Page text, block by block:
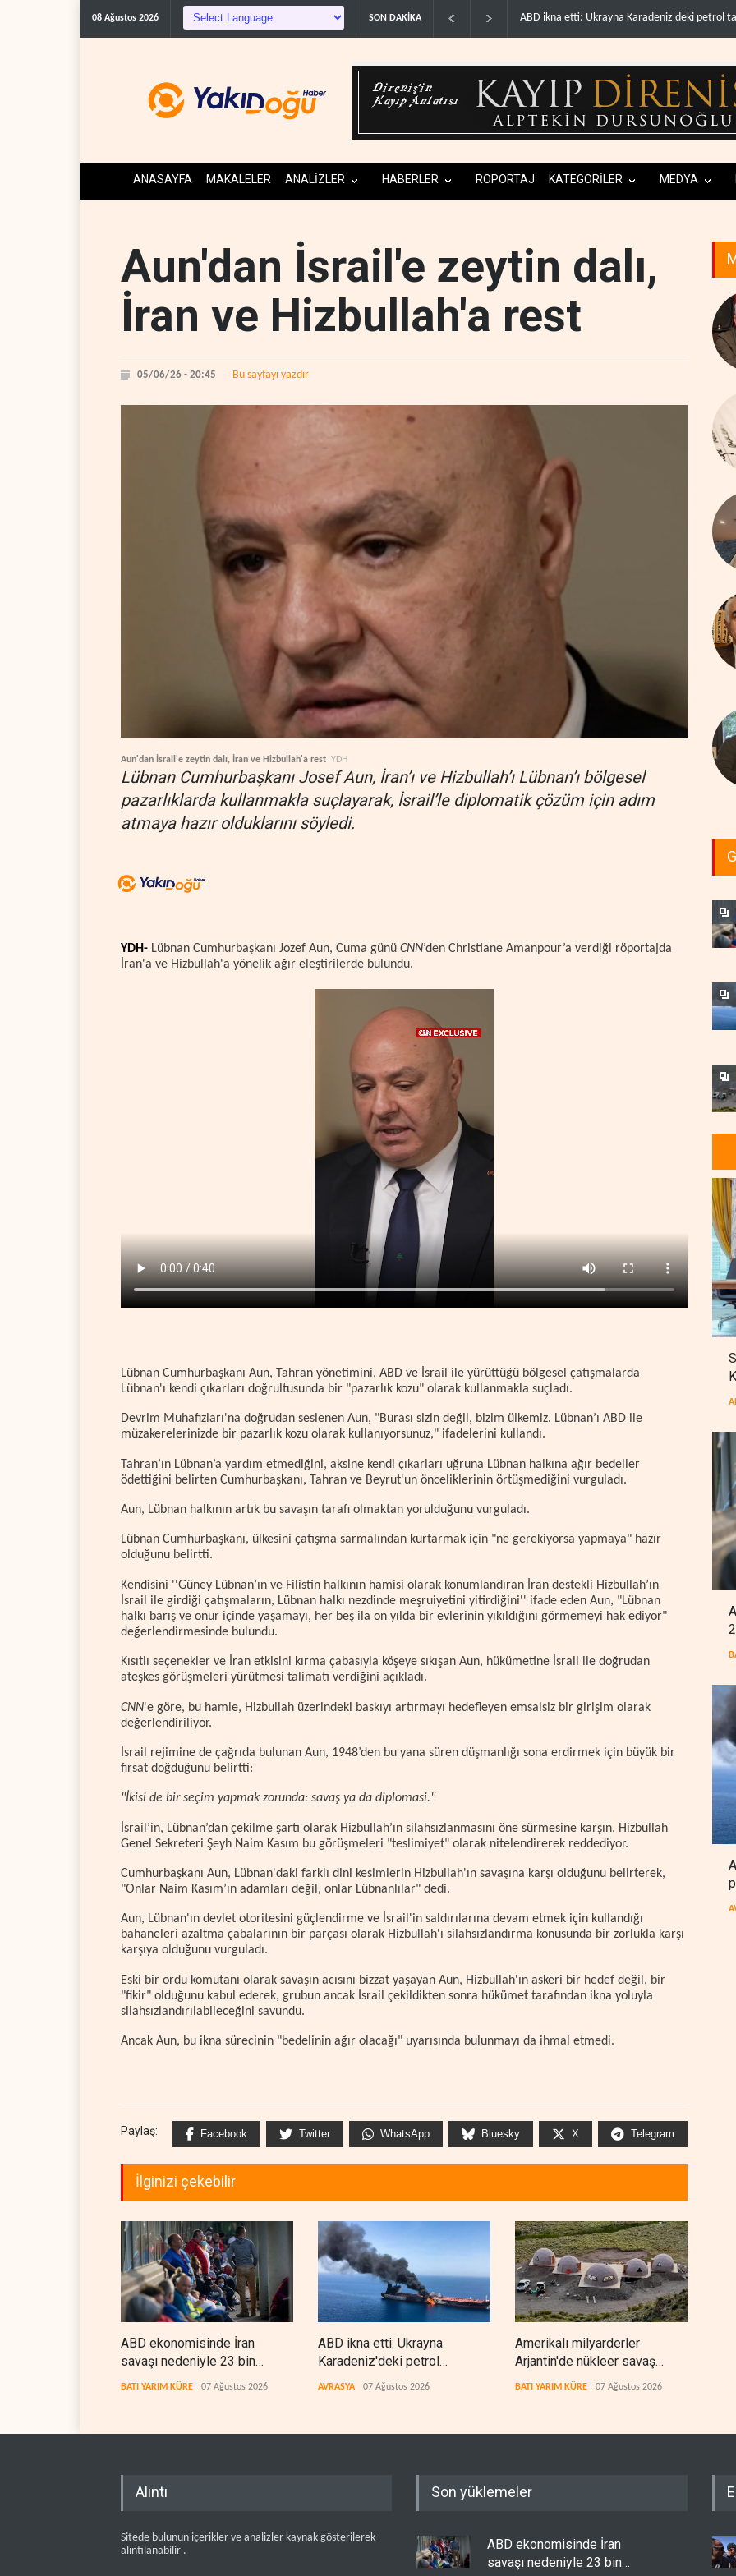
08 Ağustos 2026 SON DAKİKA Amerikalı milyarderler Arjantin'de nükleer
ANASAYFA MAKALELER ANALİZLER HABERLER RÖPORTAJ KATEGORİLER MEDYA
Aun'dan İsrail'e zeytin dalı,
İran ve Hizbullah'a rest
05/06/26 - 20:45 Bu sayfayı yazdır
Aun'dan İsrail'e zeytin dalı, İran ve Hizbullah'a rest YDH
Lübnan Cumhurbaşkanı Josef Aun, İran’ı ve Hizbullah’ı Lübnan’ı bölgesel
pazarlıklarda kullanmakla suçlayarak, İsrail’le diplomatik çözüm için adım
atmaya hazır olduklarını söyledi.
YDH- Lübnan Cumhurbaşkanı Jozef Aun, Cuma günü CNN’den Christiane Amanpour’a verdiği röportajda
İran'a ve Hizbullah'a yönelik ağır eleştirilerde bulundu.
Lübnan Cumhurbaşkanı Aun, Tahran yönetimini, ABD ve İsrail ile yürüttüğü bölgesel çatışmalarda
Lübnan'ı kendi çıkarları doğrultusunda bir "pazarlık kozu" olarak kullanmakla suçladı.
Devrim Muhafızları'na doğrudan seslenen Aun, "Burası sizin değil, bizim ülkemiz. Lübnan’ı ABD ile
müzakerelerinizde bir pazarlık kozu olarak kullanıyorsunuz," ifadelerini kullandı.
Tahran’ın Lübnan’a yardım etmediğini, aksine kendi çıkarları uğruna Lübnan halkına ağır bedeller
ödettiğini belirten Cumhurbaşkanı, Tahran ve Beyrut'un önceliklerinin örtüşmediğini vurguladı.
Aun, Lübnan halkının artık bu savaşın tarafı olmaktan yorulduğunu vurguladı.
Lübnan Cumhurbaşkanı, ülkesini çatışma sarmalından kurtarmak için "ne gerekiyorsa yapmaya" hazır
olduğunu belirtti.
Kendisini ''Güney Lübnan’ın ve Filistin halkının hamisi olarak konumlandıran İran destekli Hizbullah’ın
İsrail ile girdiği çatışmaların, Lübnan halkı nezdinde meşruiyetini yitirdiğini'' ifade eden Aun, "Lübnan
halkı barış ve onur içinde yaşamayı, her beş ila on yılda bir evlerinin yıkıldığını görmemeyi hak ediyor"
değerlendirmesinde bulundu.
Kısıtlı seçenekler ve İran etkisini kırma çabasıyla köşeye sıkışan Aun, hükümetine İsrail ile doğrudan
ateşkes görüşmeleri yürütmesi talimatı verdiğini açıkladı.
CNN'e göre, bu hamle, Hizbullah üzerindeki baskıyı artırmayı hedefleyen emsalsiz bir girişim olarak
değerlendiriliyor.
İsrail rejimine de çağrıda bulunan Aun, 1948’den bu yana süren düşmanlığı sona erdirmek için büyük bir
fırsat doğduğunu belirtti:
"İkisi de bir seçim yapmak zorunda: savaş ya da diplomasi."
İsrail’in, Lübnan’dan çekilme şartı olarak Hizbullah’ın silahsızlanmasını öne sürmesine karşın, Hizbullah
Genel Sekreteri Şeyh Naim Kasım bu görüşmeleri "teslimiyet" olarak nitelendirerek reddediyor.
Cumhurbaşkanı Aun, Lübnan'daki farklı dini kesimlerin Hizbullah'ın savaşına karşı olduğunu belirterek,
"Onlar Naim Kasım’ın adamları değil, onlar Lübnanlılar" dedi.
Aun, Lübnan'ın devlet otoritesini güçlendirme ve İsrail'in saldırılarına devam etmek için kullandığı
bahaneleri azaltma çabalarının bir parçası olarak Hizbullah'ı silahsızlandırma konusunda bir zorlukla karşı
karşıya olduğunu vurguladı.
Eski bir ordu komutanı olarak savaşın acısını bizzat yaşayan Aun, Hizbullah'ın askeri bir hedef değil, bir
"fikir" olduğunu kabul ederek, grubun ancak İsrail çekildikten sonra hükümet tarafından ikna yoluyla
silahsızlandırılabileceğini savundu.
Ancak Aun, bu ikna sürecinin "bedelinin ağır olacağı" uyarısında bulunmayı da ihmal etmedi.
Paylaş: Facebook Twitter WhatsApp Bluesky X Telegram
İlginizi çekebilir
ABD ekonomisinde İran
savaşı nedeniyle 23 bin
istihdam kaybı yaşandı
BATI YARIM KÜRE 07 Ağustos 2026
ABD ikna etti: Ukrayna
Karadeniz'deki petrol
tankerlerini vurmayacak
AVRASYA 07 Ağustos 2026
Amerikalı milyarderler
Arjantin'de nükleer savaş
sığınağı inşa ediyor
BATI YARIM KÜRE 07 Ağustos 2026
Alıntı
Sitede bulunun içerikler ve analizler kaynak gösterilerek
alıntılanabilir .
Son yüklemeler
ABD ekonomisinde İran
savaşı nedeniyle 23 bin